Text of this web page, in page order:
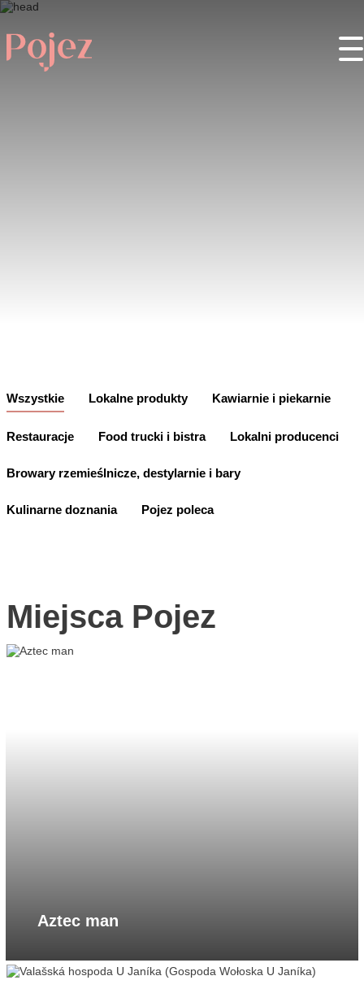
CZ EN PL
Wszystkie Lokalne produkty Kawiarnie i piekarnie
Restauracje Food trucki i bistra Lokalni producenci
Browary rzemieślnicze, destylarnie i bary
Kulinarne doznania Pojez poleca
Miejsca Pojez
Aztec man